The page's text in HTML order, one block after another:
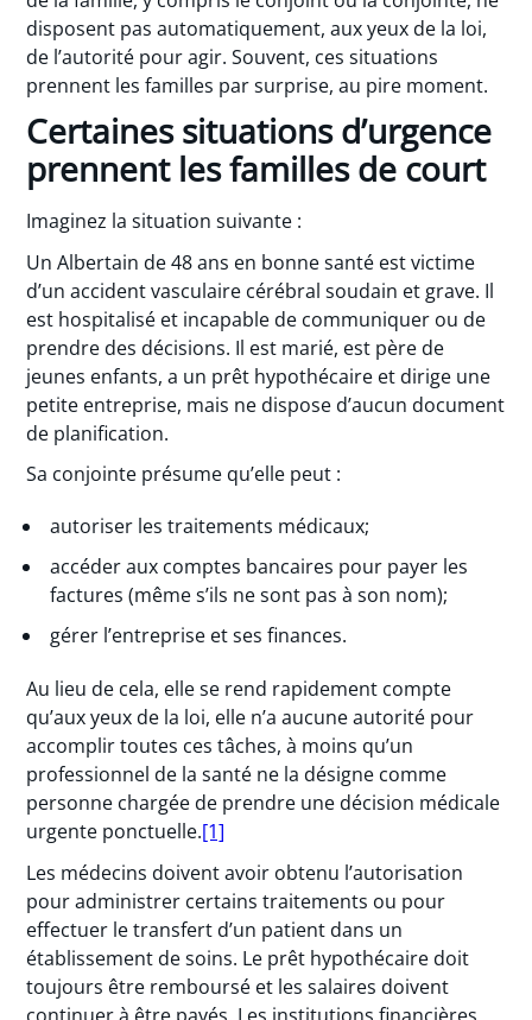
disposent pas automatiquement, aux yeux de la loi,
de l’autorité pour agir. Souvent, ces situations
prennent les familles par surprise, au pire moment.
Certaines situations d’urgence
prennent les familles de court
Imaginez la situation suivante :
Un Albertain de 48 ans en bonne santé est victime
d’un accident vasculaire cérébral soudain et grave. Il
est hospitalisé et incapable de communiquer ou de
prendre des décisions. Il est marié, est père de
jeunes enfants, a un prêt hypothécaire et dirige une
petite entreprise, mais ne dispose d’aucun document
de planification.
Sa conjointe présume qu’elle peut :
autoriser les traitements médicaux;
accéder aux comptes bancaires pour payer les
factures (même s’ils ne sont pas à son nom);
gérer l’entreprise et ses finances.
Au lieu de cela, elle se rend rapidement compte
qu’aux yeux de la loi, elle n’a aucune autorité pour
accomplir toutes ces tâches, à moins qu’un
professionnel de la santé ne la désigne comme
personne chargée de prendre une décision médicale
urgente ponctuelle.[1]
Les médecins doivent avoir obtenu l’autorisation
pour administrer certains traitements ou pour
effectuer le transfert d’un patient dans un
établissement de soins. Le prêt hypothécaire doit
toujours être remboursé et les salaires doivent